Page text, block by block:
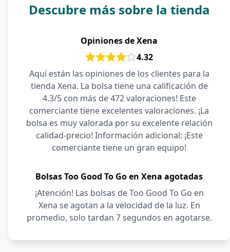
Descubre más sobre la tienda
Opiniones de Xena
4.32
Aquí están las opiniones de los clientes para la
tienda Xena. La bolsa tiene una calificación de
4.3/5 con más de 472 valoraciones! Este
comerciante tiene excelentes valoraciones. ¡La
bolsa es muy valorada por su excelente relación
calidad-precio! Información adicional: ¡Este
comerciante tiene un gran equipo!
Bolsas Too Good To Go en Xena agotadas
¡Atención! Las bolsas de Too Good To Go en
Xena se agotan a la velocidad de la luz. En
promedio, solo tardan 7 segundos en agotarse.